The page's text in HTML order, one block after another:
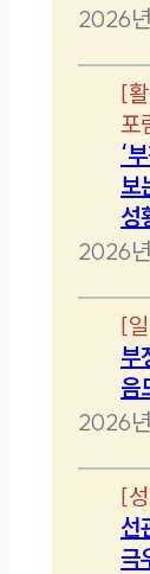
2026
[
포
‘
보
성
2026
[
부
음
2026
[
선
극